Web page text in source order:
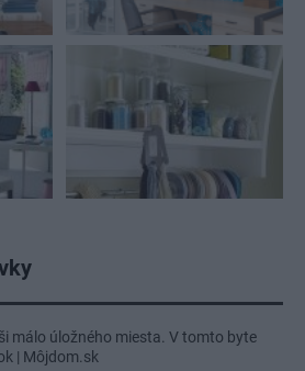
málo úložného miesta. V tomto byte
| Môjdom.sk